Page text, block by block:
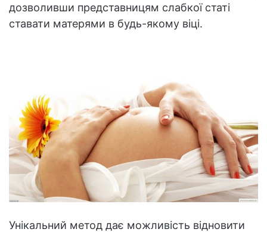
дозволивши представницям слабкої статі
ставати матерями в будь-якому віці.
Унікальний метод дає можливість відновити